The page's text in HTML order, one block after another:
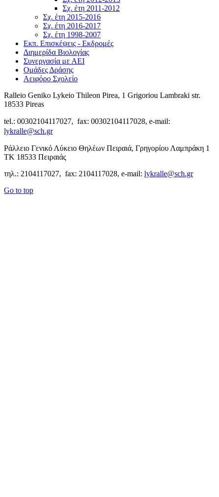
Σχ. έτη 2011-2012
Σχ. έτη 2015-2016
Σχ. έτη 2016-2017
Σχ. έτη 1998-2007
Εκπ. Επισκέψεις - Εκδρομές
Διημερίδα Βιολογίας
Συνεργασία με ΑΕΙ
Ομάδες Δράσης
Αειφόρο Σχολείο
Ralleio Geniko Lykeio Thileon Pirea, 1 Grigoriou Lambraki str.
18533 Pireas
tel.: 00302104117027, fax: 00302104117028, e-mail:
lykralle@sch.gr
Ράλλειο Γενικό Λύκειο Θηλέων Πειραιά, Γρηγορίου Λαμπράκη 1
ΤΚ 18533 Πειραιάς
τηλ.: 2104117027, fax: 2104117028, e-mail: lykralle@sch.gr
Go to top